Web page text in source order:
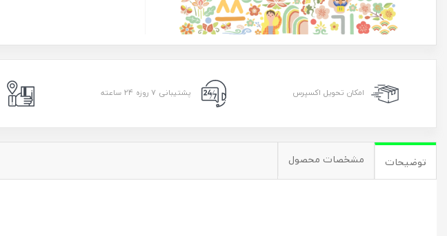
امکان تحویل اکسپرس پشتیبانی ۷ روزه ۲۴ ساعته
توضیحات مشخصات محصول